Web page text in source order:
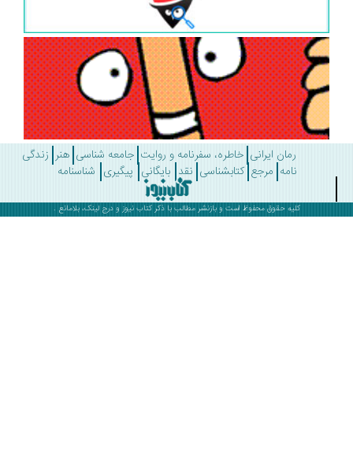
رمان ایرانی خاطره، سفرنامه و روایت جامعه شناسی هنر زندگی
مرجع کتابشناسی نقد بایگانی پیگیری شناسنامه
کلیه حقوق محفوظ است و بازنشر مطالب با ذکرکتاب نیوزو درج لینک، بلامانع .